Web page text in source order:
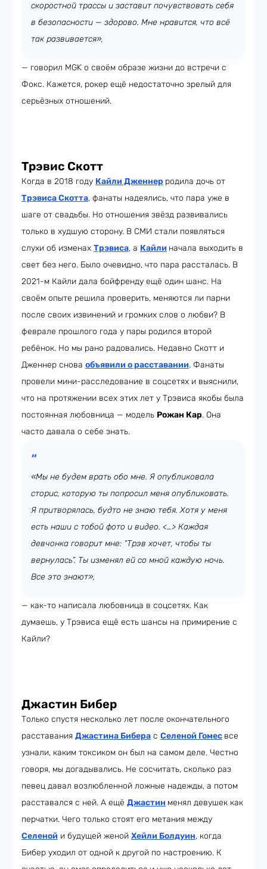
скоростной трассы и заставит почувствовать себя
в безопасности — здорово. Мне нравится, что всё
так развивается»,
— говорил MGK о своём образе жизни до встречи с
Фокс. Кажется, рокер ещё недостаточно зрелый для
серьёзных отношений.
Трэвис Скотт
Когда в 2018 году Кайли Дженнер родила дочь от
Трэвиса Скотта, фанаты надеялись, что пара уже в
шаге от свадьбы. Но отношения звёзд развивались
только в худшую сторону. В СМИ стали появляться
слухи об изменах Трэвиса, а Кайли начала выходить в
свет без него. Было очевидно, что пара рассталась. В
2021-м Кайли дала бойфренду ещё один шанс. На
своём опыте решила проверить, меняются ли парни
после своих извинений и громких слов о любви? В
феврале прошлого года у пары родился второй
ребёнок. Но мы рано радовались. Недавно Скотт и
Дженнер снова объявили о расставании. Фанаты
провели мини-расследование в соцсетях и выяснили,
что на протяжении всех этих лет у Трэвиса якобы была
постоянная любовница — модель Рожан Кар. Она
часто давала о себе знать.
«Мы не будем врать обо мне. Я опубликовала
сторис, которую ты попросил меня опубликовать.
Я притворялась, будто не знаю тебя. Хотя у меня
есть наши с тобой фото и видео. <…> Каждая
девчонка говорит мне: “Трэв хочет, чтобы ты
вернулась”. Ты изменял ей со мной каждую ночь.
Все это знают»,
— как-то написала любовница в соцсетях. Как
думаешь, у Трэвиса ещё есть шансы на примирение с
Кайли?
Джастин Бибер
Только спустя несколько лет после окончательного
расставания Джастина Бибера с Селеной Гомес все
узнали, каким токсиком он был на самом деле. Честно
говоря, мы догадывались. Не сосчитать, сколько раз
певец давал возлюбленной ложные надежды, а потом
расставался с ней. А ещё Джастин менял девушек как
перчатки. Чего только стоят его метания между
Селеной и будущей женой Хейли Болдуин, когда
Бибер уходил от одной к другой по настроению. К